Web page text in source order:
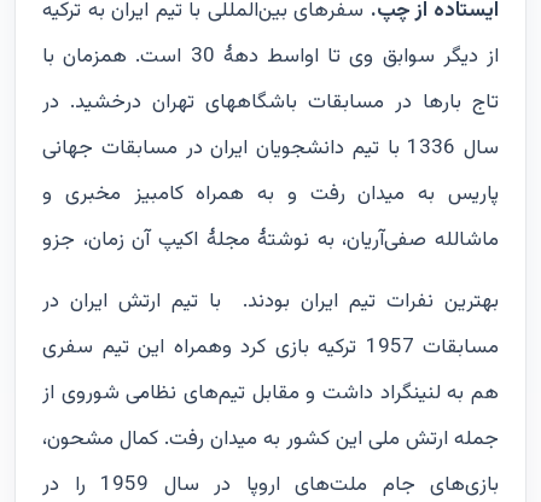
ایستاده از چپ. سفرهای بین‌المللی با تیم ایران به ترکیه
از دیگر سوابق وی تا اواسط دهۀ 30 است. همزمان با
تاج بارها در مسابقات باشگاههای تهران درخشید. در
سال 1336 با تیم دانشجویان ایران در مسابقات جهانی
پاریس به میدان رفت و به همراه کامبیز مخبری و
ماشالله صفی‌آریان، به نوشتۀ مجلۀ اکیپ آن زمان، جزو
بهترین نفرات تیم ایران بودند.
با تیم ارتش ایران در
مسابقات 1957 ترکیه بازی کرد وهمراه این تیم سفری
هم به لنینگراد داشت و مقابل تیم‌های نظامی شوروی از
جمله ارتش ملی این کشور به میدان رفت. کمال مشحون،
بازی‌های جام ملت‌های اروپا در سال 1959 را در